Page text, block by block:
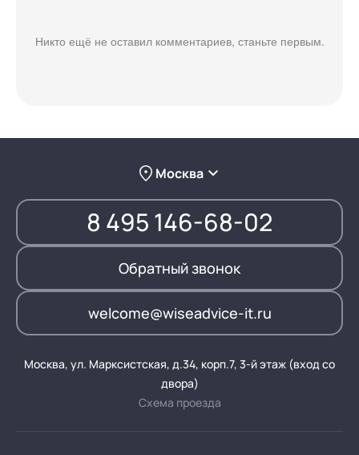
Никто ещё не оставил комментариев, станьте первым.
Москва
8 495 146-68-02
Обратный звонок
welcome@wiseadvice-it.ru
Москва, ул. Марксистская, д.34, корп.7, 3-й этаж (вход со
двора)
Схема проезда